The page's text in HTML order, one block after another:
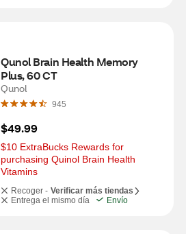
Qunol Brain Health Memory
Plus, 60 CT
Qunol
945
$49.99
$10 ExtraBucks Rewards for
purchasing Quinol Brain Health
Vitamins
Recoger - Verificar más tiendas
Entrega el mismo día
Envío